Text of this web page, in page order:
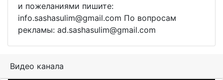
и пожеланиями пишите:
info.sashasulim@gmail.com По вопросам
рекламы: ad.sashasulim@gmail.com
Видео канала